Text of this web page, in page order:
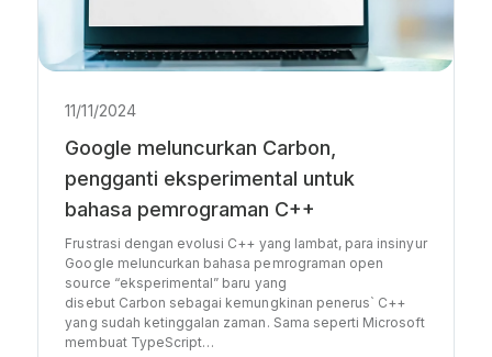
11/11/2024
Google meluncurkan Carbon,
pengganti eksperimental untuk
bahasa pemrograman C++
Frustrasi dengan evolusi C++ yang lambat, para insinyur
Google meluncurkan bahasa pemrograman open
source “eksperimental” baru yang
disebut Carbon sebagai kemungkinan penerus` C++
yang sudah ketinggalan zaman. Sama seperti Microsoft
membuat TypeScript…